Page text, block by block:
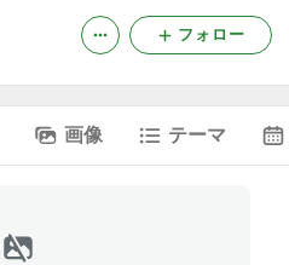
フォロー
画像 テーマ